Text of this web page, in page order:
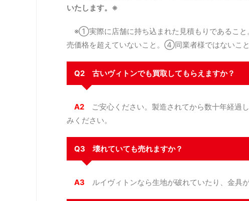
いたします。※
※①実際に店舗に持ち込まれた見積もりであるこ
売価格を超えていないこと。④同業者様ではないこ
Q2 古いヴィトンでも買取してもらえますか？
A2 ご安心ください。製造されてから数十年経過
みください。
Q3 壊れていても売れますか？
A3 ルイヴィトンなら生地が破れていたり、金具